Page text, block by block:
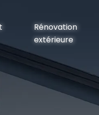
Rénovation
extérieure